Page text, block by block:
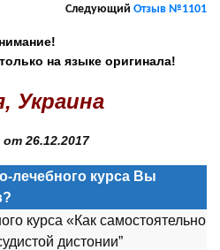
Следующий Отзыв №1101
на языке оригинала!
Украина
26.12.2017
лечебного курса Вы
курса «Как самостоятельно
дистонии”